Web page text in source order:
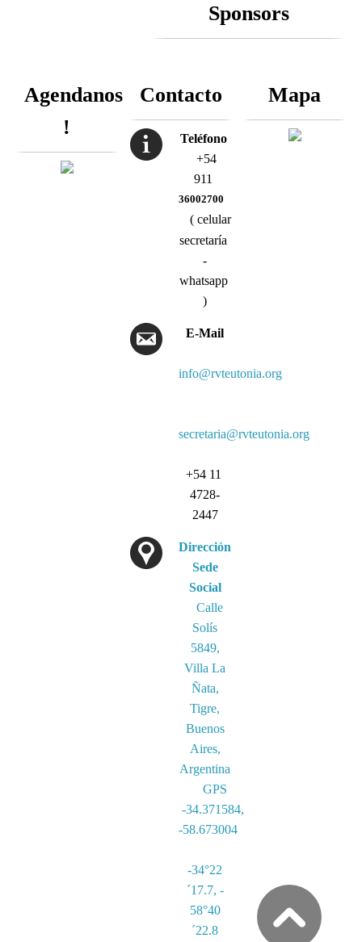
Sponsors
Agendanos
!
Contacto
Teléfono
+54
911
36002700
( celular
secretaría
-
whatsapp
)
E-Mail
info@rvteutonia.org
secretaria@rvteutonia.org
+54 11
4728-
2447
Dirección
Sede
Social
Calle
Solís
5849,
Villa La
Ñata,
Tigre,
Buenos
Aires,
Argentina
GPS
-34.371584,
-58.673004
-34°22
´17.7, -
58°40
´22.8
Mapa